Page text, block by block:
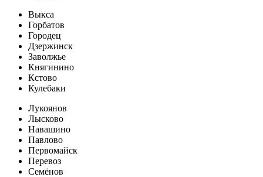
Выкса
Горбатов
Городец
Дзержинск
Заволжье
Княгинино
Кстово
Кулебаки
Лукоянов
Лысково
Навашино
Павлово
Первомайск
Перевоз
Семёнов